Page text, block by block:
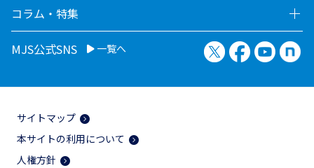
コラム・特集
MJS公式SNS 一覧へ X（旧Twitter）
Facebook
サイトマップ
本サイトの利用について
人権方針